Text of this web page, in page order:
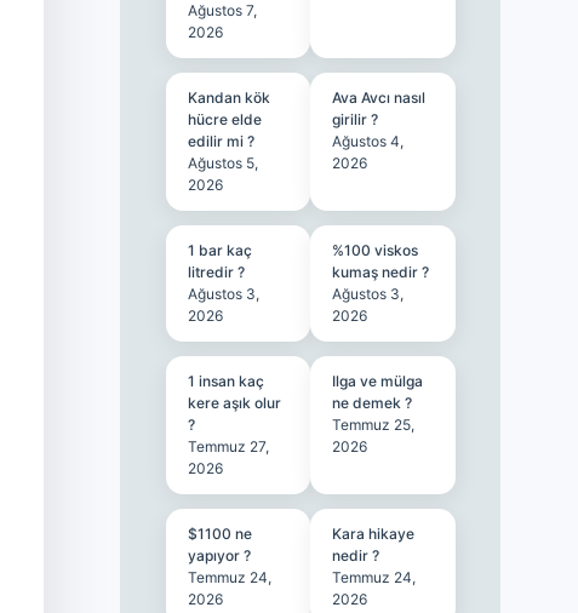
Ağustos 7,
2026
Kandan kök
hücre elde
edilir mi ?
Ağustos 5,
2026
Ava Avcı nasıl
girilir ?
Ağustos 4,
2026
1 bar kaç
litredir ?
Ağustos 3,
2026
%100 viskos
kumaş nedir ?
Ağustos 3,
2026
1 insan kaç
kere aşık olur
?
Temmuz 27,
2026
Ilga ve mülga
ne demek ?
Temmuz 25,
2026
$1100 ne
yapıyor ?
Temmuz 24,
2026
Kara hikaye
nedir ?
Temmuz 24,
2026